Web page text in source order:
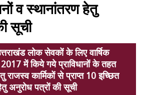
व स्थानांतरण हेतु
सूची
लोक सेवकों के लिए वार्षिक
में किये गये प्राविधानों के तहत
राजस्व कार्मिकों से प्राप्त 10 इच्छित
अनुरोध पत्रों की सूची